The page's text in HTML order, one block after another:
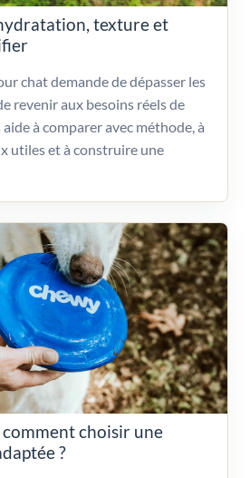
texture et
chat demande de dépasser les
revenir aux besoins réels de
aide à comparer avec méthode, à
utiles et à construire une
choisir une
?